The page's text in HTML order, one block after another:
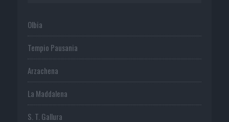
Olbia
Tempio Pausania
Arzachena
La Maddalena
S. T. Gallura